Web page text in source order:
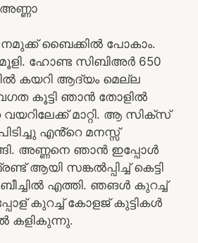
ബൈക്കിൽ പോകാം.
ഹോണ്ട സിബിഅർ 650
കയറി ആദ്യം മെല്ല
കൂട്ടി ഞാൻ തോളിൽ
വയറിലേക്ക് മാറ്റി. ആ സിക്സ്
എൻ്റെ മനസ്സ്
അണ്ണനെ ഞാൻ ഇപ്പോൾ
ആയി സങ്കൽപ്പിച്ച് കെട്ടി
എത്തി. ഞങൾ കുറച്ച്
കുറച്ച് കോളജ് കുട്ടികൾ
കളികുന്നു.